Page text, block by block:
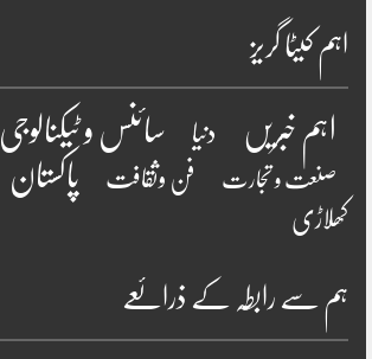
اہم کیٹا گریز
اہم خبریں دنیا سائنس و ٹیکنالوجی
صنعت و تجارت فن وثقافت پاکستان
کھلاڑی
ہم سے رابطہ کے ذرائعے